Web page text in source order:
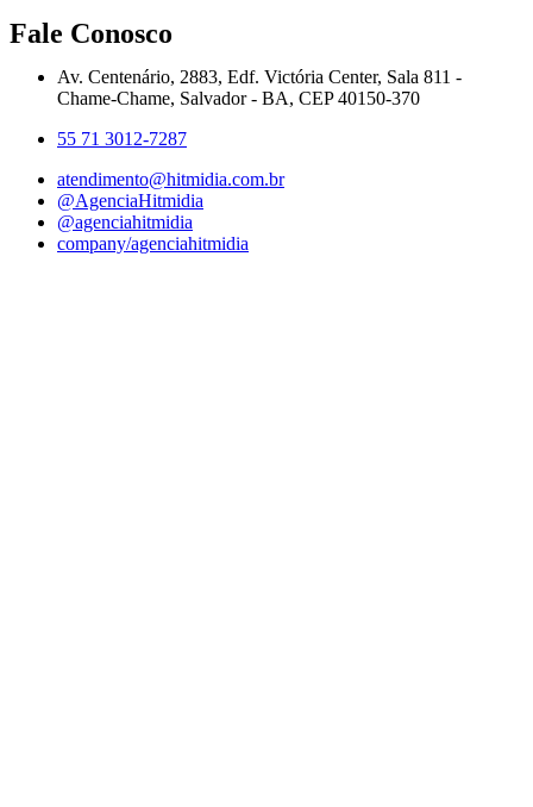
Fale Conosco
Av. Centenário, 2883, Edf. Victória Center, Sala 811 -
Chame-Chame, Salvador - BA, CEP 40150-370
55 71 3012-7287
atendimento@hitmidia.com.br
@AgenciaHitmidia
@agenciahitmidia
company/agenciahitmidia